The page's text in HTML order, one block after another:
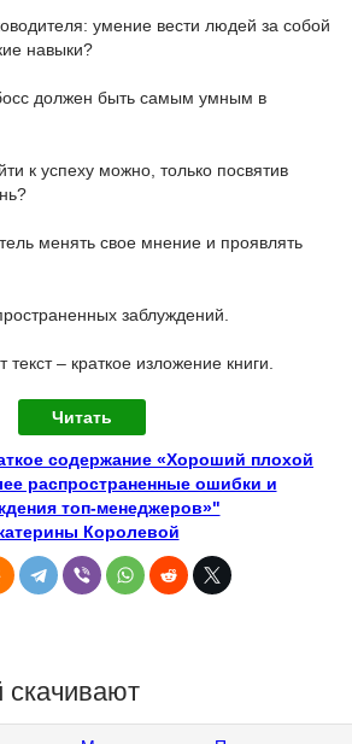
умение вести людей за собой
навыки?
должен быть самым умным в
к успеху можно, только посвятив
менять свое мнение и проявлять
заблуждений.
– краткое изложение книги.
Читать
содержание «Хороший плохой
распространенные ошибки и
топ-менеджеров»"
Королевой
скачивают